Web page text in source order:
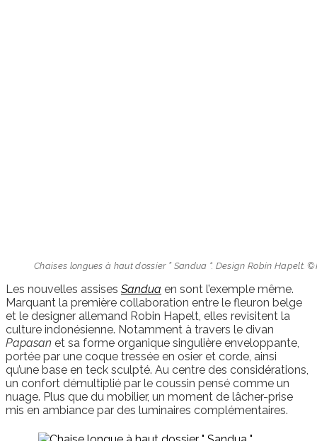
Chaises longues à haut dossier ” Sandua “. Design Robin Hapelt.
Les nouvelles assises Sandua en sont l’exemple même.
Marquant la première collaboration entre le fleuron belge
et le designer allemand Robin Hapelt, elles revisitent la
culture indonésienne. Notamment à travers le divan
Papasan et sa forme organique singulière enveloppante,
portée par une coque tressée en osier et corde, ainsi
qu’une base en teck sculpté. Au centre des considérations,
un confort démultiplié par le coussin pensé comme un
nuage. Plus que du mobilier, un moment de lâcher-prise
mis en ambiance par des luminaires complémentaires.